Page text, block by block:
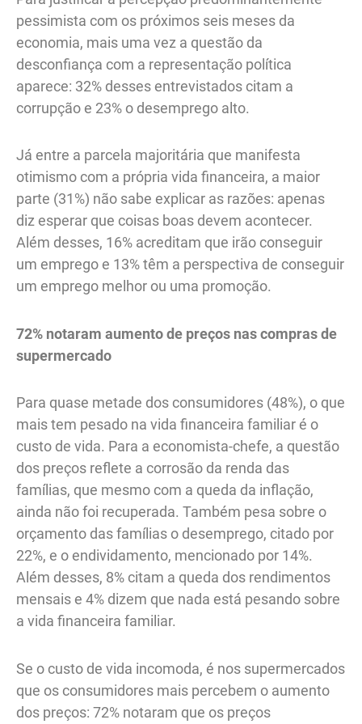
pessimista com os próximos seis meses da
economia, mais uma vez a questão da
desconfiança com a representação política
aparece: 32% desses entrevistados citam a
corrupção e 23% o desemprego alto.
Já entre a parcela majoritária que manifesta
otimismo com a própria vida financeira, a maior
parte (31%) não sabe explicar as razões: apenas
diz esperar que coisas boas devem acontecer.
Além desses, 16% acreditam que irão conseguir
um emprego e 13% têm a perspectiva de conseguir
um emprego melhor ou uma promoção.
72% notaram aumento de preços nas compras de
supermercado
Para quase metade dos consumidores (48%), o que
mais tem pesado na vida financeira familiar é o
custo de vida. Para a economista-chefe, a questão
dos preços reflete a corrosão da renda das
famílias, que mesmo com a queda da inflação,
ainda não foi recuperada. Também pesa sobre o
orçamento das famílias o desemprego, citado por
22%, e o endividamento, mencionado por 14%.
Além desses, 8% citam a queda dos rendimentos
mensais e 4% dizem que nada está pesando sobre
a vida financeira familiar.
Se o custo de vida incomoda, é nos supermercados
que os consumidores mais percebem o aumento
dos preços: 72% notaram que os preços